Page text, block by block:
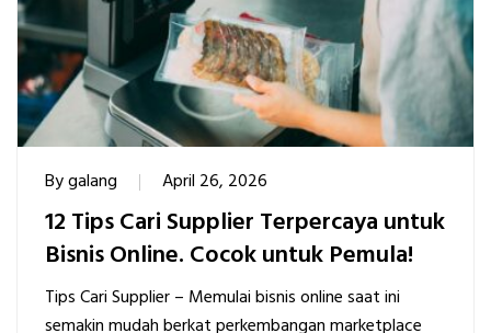
Bygalang April 26, 2026
12 Tips Cari Supplier Terpercaya untuk
Bisnis Online. Cocok untuk Pemula!
Tips Cari Supplier – Memulai bisnis online saat ini
semakin mudah berkat perkembangan marketplace